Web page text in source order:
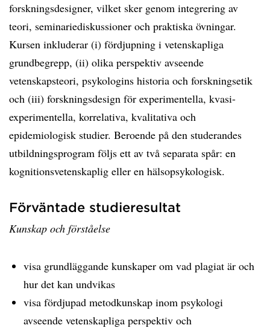
forskningsdesigner, vilket sker genom integrering av
teori, seminariediskussioner och praktiska övningar.
Kursen inkluderar (i) fördjupning i vetenskapliga
grundbegrepp, (ii) olika perspektiv avseende
vetenskapsteori, psykologins historia och forskningsetik
och (iii) forskningsdesign för experimentella, kvasi-
experimentella, korrelativa, kvalitativa och
epidemiologisk studier. Beroende på den studerandes
utbildningsprogram följs ett av två separata spår: en
kognitionsvetenskaplig eller en hälsopsykologisk.
Förväntade studieresultat
Kunskap och förståelse
visa grundläggande kunskaper om vad plagiat är och
hur det kan undvikas
visa fördjupad metodkunskap inom psykologi
avseende vetenskapliga perspektiv och